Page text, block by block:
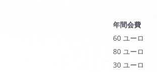
年間会費
60 ユーロ
80 ユーロ
30 ユーロ